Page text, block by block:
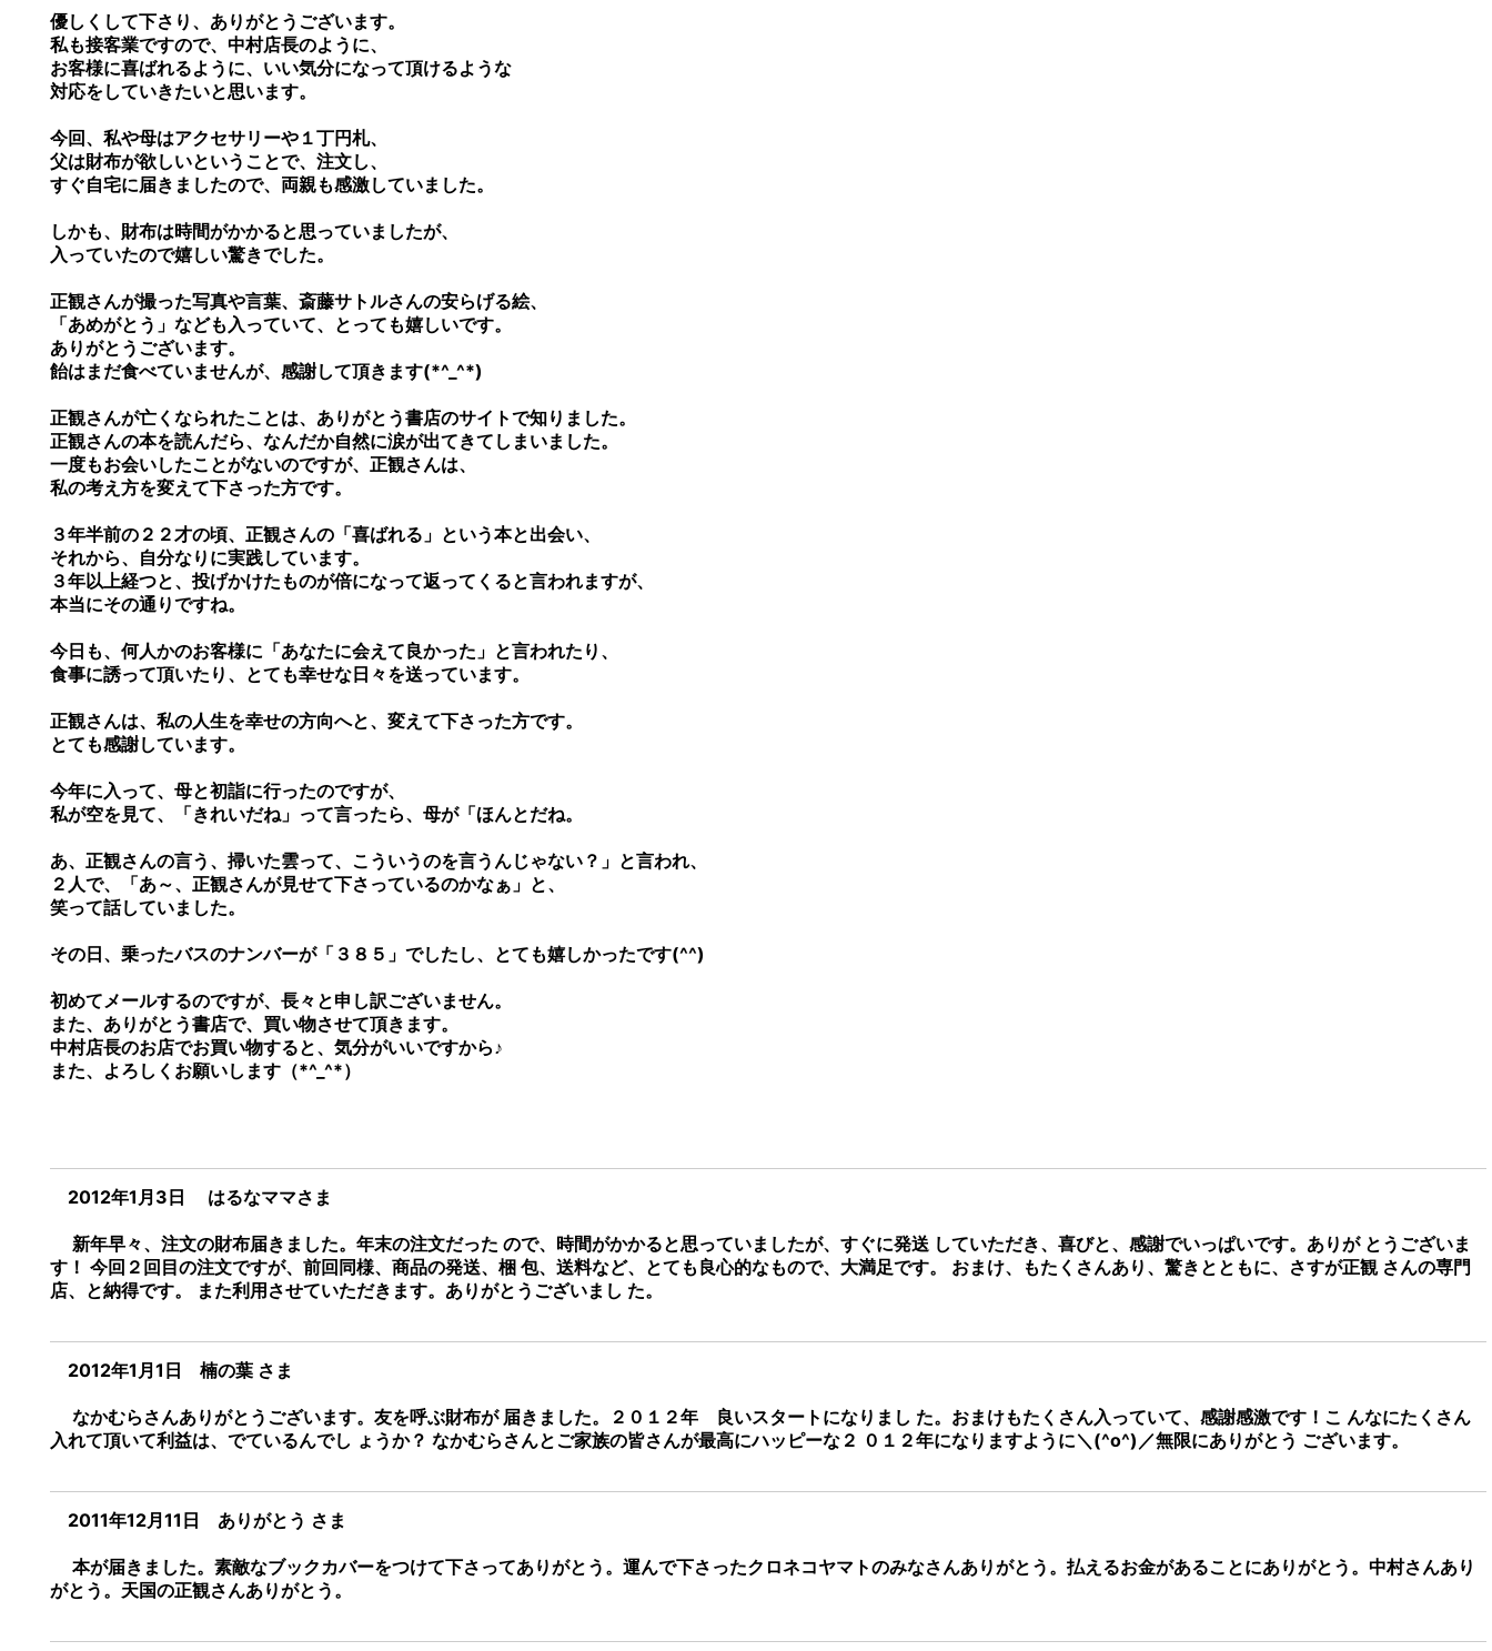
優しくして下さり、ありがとうございます。
私も接客業ですので、中村店長のように、
お客様に喜ばれるように、いい気分になって頂けるような
対応をしていきたいと思います。
今回、私や母はアクセサリーや１丁円札、
父は財布が欲しいということで、注文し、
すぐ自宅に届きましたので、両親も感激していました。
しかも、財布は時間がかかると思っていましたが、
入っていたので嬉しい驚きでした。
正観さんが撮った写真や言葉、斎藤サトルさんの安らげる絵、
「あめがとう」なども入っていて、とっても嬉しいです。
ありがとうございます。
飴はまだ食べていませんが、感謝して頂きます(*^_^*)
正観さんが亡くなられたことは、ありがとう書店のサイトで知りました。
正観さんの本を読んだら、なんだか自然に涙が出てきてしまいました。
一度もお会いしたことがないのですが、正観さんは、
私の考え方を変えて下さった方です。
３年半前の２２才の頃、正観さんの「喜ばれる」という本と出会い、
それから、自分なりに実践しています。
３年以上経つと、投げかけたものが倍になって返ってくると言われますが、
本当にその通りですね。
今日も、何人かのお客様に「あなたに会えて良かった」と言われたり、
食事に誘って頂いたり、とても幸せな日々を送っています。
正観さんは、私の人生を幸せの方向へと、変えて下さった方です。
とても感謝しています。
今年に入って、母と初詣に行ったのですが、
私が空を見て、「きれいだね」って言ったら、母が「ほんとだね。
あ、正観さんの言う、掃いた雲って、こういうのを言うんじゃない？」と言われ、
２人で、「あ～、正観さんが見せて下さっているのかなぁ」と、
笑って話していました。
その日、乗ったバスのナンバーが「３８５」でしたし、とても嬉しかったです(^^)
初めてメールするのですが、長々と申し訳ございません。
また、ありがとう書店で、買い物させて頂きます。
中村店長のお店でお買い物すると、気分がいいですから♪
また、よろしくお願いします（*^_^*）
2012年1月3日 はるなママさま
新年早々、注文の財布届きました。年末の注文だった ので、時間がかかると思っていましたが、すぐに発送 していただき、喜びと、感謝でいっぱいです。ありが とうございま
す！ 今回２回目の注文ですが、前回同様、商品の発送、梱 包、送料など、とても良心的なもので、大満足です。 おまけ、もたくさんあり、驚きとともに、さすが正観 さんの専門
店、と納得です。 また利用させていただきます。ありがとうございまし た。
2012年1月1日 楠の葉 さま
なかむらさんありがとうございます。友を呼ぶ財布が 届きました。２０１２年 良いスタートになりまし た。おまけもたくさん入っていて、感謝感激です！こ んなにたくさん
入れて頂いて利益は、でているんでし ょうか？ なかむらさんとご家族の皆さんが最高にハッピーな２ ０１２年になりますように＼(^o^)／無限にありがとう ございます。
2011年12月11日 ありがとう さま
本が届きました。素敵なブックカバーをつけて下さってありがとう。運んで下さったクロネコヤマトのみなさんありがとう。払えるお金があることにありがとう。中村さんあり
がとう。天国の正観さんありがとう。